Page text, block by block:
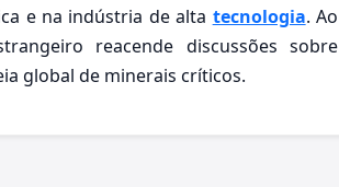
e na indústria de alta tecnologia. Ao
reacende discussões sobre
global de minerais críticos.